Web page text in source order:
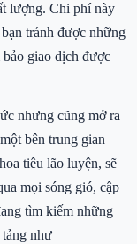
lượng. Chi phí này
tránh được những
giao dịch được
nhưng cũng mở ra
bên trung gian
tiêu lão luyện, sẽ
mọi sóng gió, cập
tìm kiếm những
như